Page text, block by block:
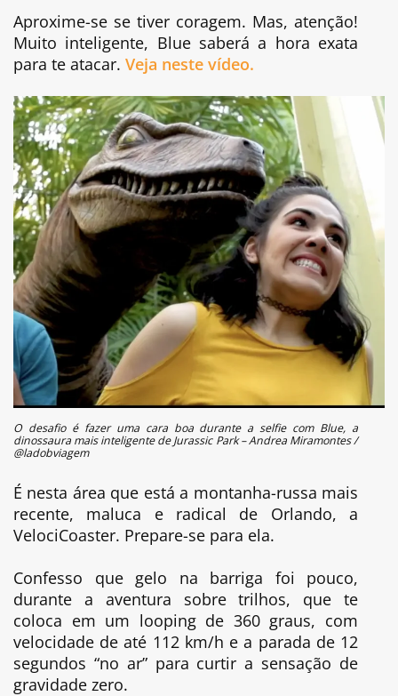
Aproxime-se se tiver coragem. Mas, atenção!
Muito inteligente, Blue saberá a hora exata
para te atacar. Veja neste vídeo.
O desafio é fazer uma cara boa durante a selfie com Blue, a
dinossaura mais inteligente de Jurassic Park – Andrea Miramontes /
@ladobviagem
É nesta área que está a montanha-russa mais
recente, maluca e radical de Orlando, a
VelociCoaster. Prepare-se para ela.
Confesso que gelo na barriga foi pouco,
durante a aventura sobre trilhos, que te
coloca em um looping de 360 graus, com
velocidade de até 112 km/h e a parada de 12
segundos “no ar” para curtir a sensação de
gravidade zero.